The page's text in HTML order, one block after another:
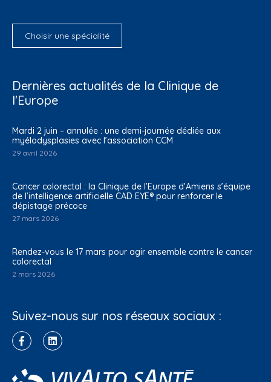
Choisir une spécialité
Dernières actualités de la Clinique de
l'Europe
Mardi 2 juin – annulée : une demi-journée dédiée aux
myélodysplasies avec l’association CCM
29 avril 2026
Cancer colorectal : la Clinique de l’Europe d’Amiens s’équipe
de l’intelligence artificielle CAD EYE® pour renforcer le
dépistage précoce
27 mars 2026
Rendez-vous le 17 mars pour agir ensemble contre le cancer
colorectal
2 mars 2026
Suivez-nous sur nos réseaux sociaux :